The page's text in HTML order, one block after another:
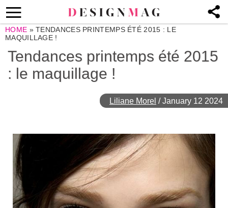
HOME »TENDANCES PRINTEMPS ÉTÉ 2015 : LE
MAQUILLAGE !
Tendances printemps été 2015
: le maquillage !
Liliane Morel /January 12 2024